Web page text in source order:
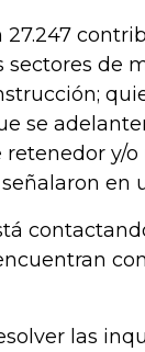
sectores de
se
y/o
en
las